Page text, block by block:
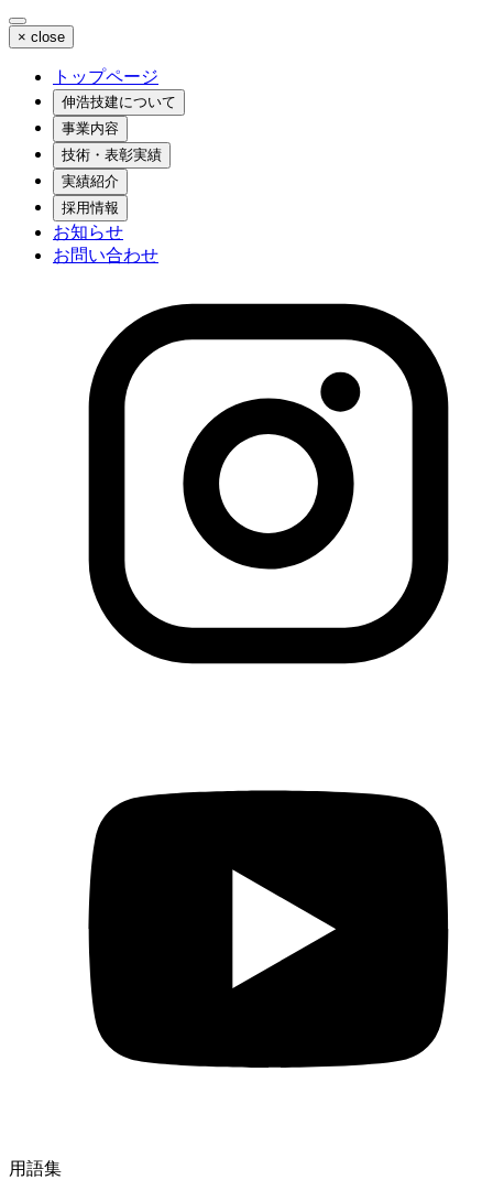
× close
トップページ
伸浩技建について
事業内容
技術・表彰実績
実績紹介
採用情報
お知らせ
お問い合わせ
用語集